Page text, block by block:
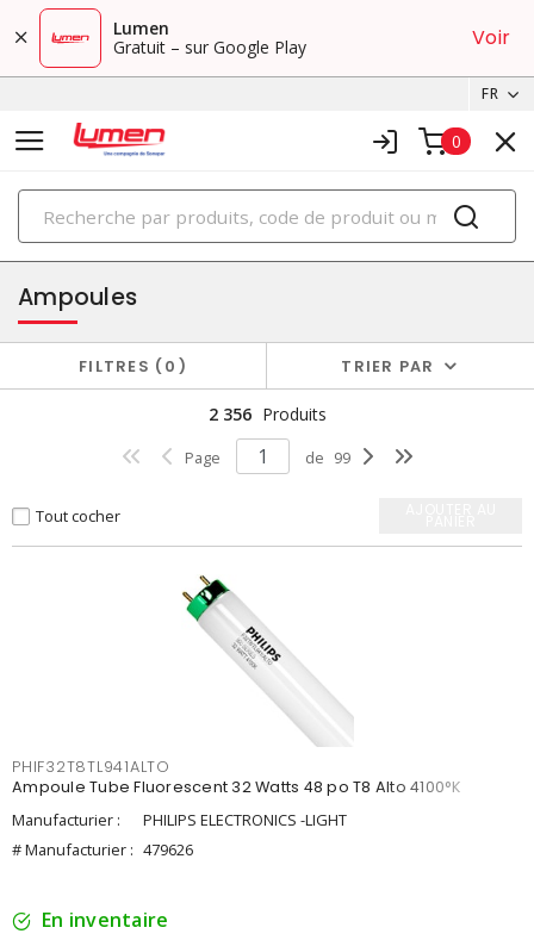
Lumen
Gratuit – sur Google Play
Voir
FR
0
PRODUITS
éclairage
Ampoules
FILTRES 0 TRIER PAR
2 356 Produits
Page de 99
Tout cocher
PHIF32T8TL941ALTO
Ampoule Tube Fluorescent 32 Watts 48 po T8 Alto 4100°K
Manufacturier :
PHILIPS ELECTRONICS -LIGHT
# Manufacturier : 479626
En inventaire